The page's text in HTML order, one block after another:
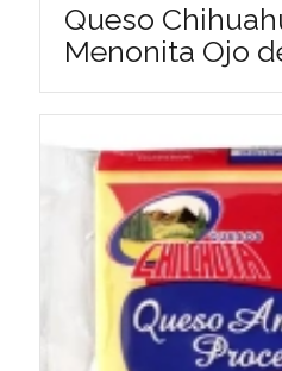
Queso
Menonita Ojo